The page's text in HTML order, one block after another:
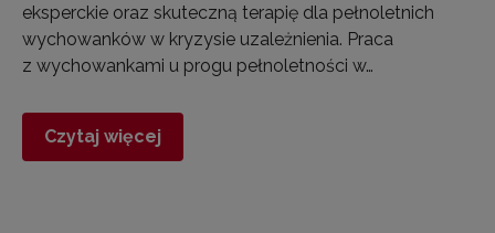
eksperckie oraz skuteczną terapię dla pełnoletnich
wychowanków w kryzysie uzależnienia. Praca
z wychowankami u progu pełnoletności w…
Czytaj więcej